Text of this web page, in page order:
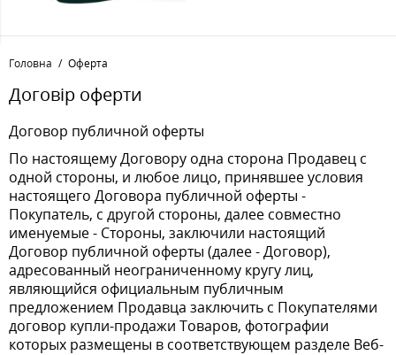
Головна Оферта
Договір оферти
Договор публичной оферты
По настоящему Договору одна сторона Продавец с
одной стороны, и любое лицо, принявшее условия
настоящего Договора публичной оферты - Покупатель, с
другой стороны, далее совместно именуемые - Стороны,
заключили настоящий Договор публичной оферты
(далее - Договор), адресованный неограниченному кругу
лиц, являющийся официальным публичным
предложением Продавца заключить с Покупателями
договор купли-продажи Товаров, фотографии которых
размещены в соответствующем разделе Веб-
сайтаhttps://ledprojector.com.ua/.